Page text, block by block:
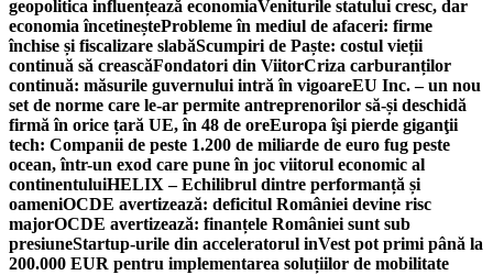
geopolitica influențează economiaVeniturile statului cresc, dar
economia încetineșteProbleme în mediul de afaceri: firme
închise și fiscalizare slabăScumpiri de Paște: costul vieții
continuă să creascăFondatori din ViitorCriza carburanților
continuă: măsurile guvernului intră în vigoareEU Inc. – un nou
set de norme care le-ar permite antreprenorilor să-și deschidă
firmă în orice țară UE, în 48 de oreEuropa îşi pierde giganţii
tech: Companii de peste 1.200 de miliarde de euro fug peste
ocean, într-un exod care pune în joc viitorul economic al
continentuluiHELIX – Echilibrul dintre performanță și
oameniOCDE avertizează: deficitul României devine risc
majorOCDE avertizează: finanțele României sunt sub
presiuneStartup-urile din acceleratorul inVest pot primi până la
200.000 EUR pentru implementarea soluțiilor de mobilitate